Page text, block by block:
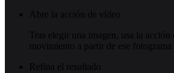
Abre la acción de vídeo
Tras elegir una imagen, usa la
movimiento a partir de ese fotograma
Refina el resultado